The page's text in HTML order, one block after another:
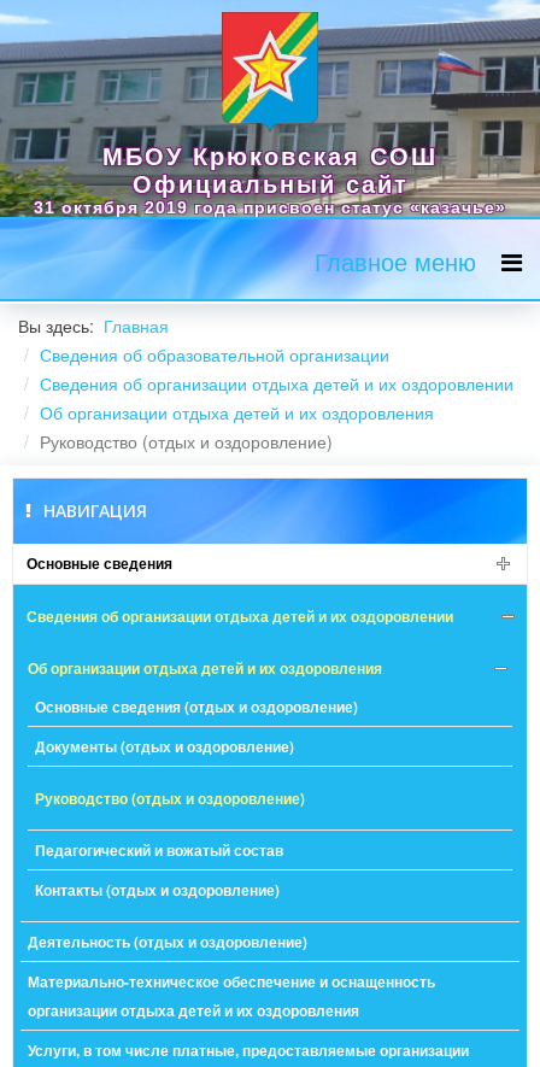
МБОУ Крюковская СОШ
Официальный сайт
31 октября 2019 года присвоен статус «казачье»
Главное меню
Вы здесь: Главная
Сведения об образовательной организации
Сведения об организации отдыха детей и их оздоровлении
Об организации отдыха детей и их оздоровления
Руководство (отдых и оздоровление)
НАВИГАЦИЯ
Основные сведения
Сведения об организации отдыха детей и их оздоровлении
Об организации отдыха детей и их оздоровления
Основные сведения (отдых и оздоровление)
Документы (отдых и оздоровление)
Руководство (отдых и оздоровление)
Педагогический и вожатый состав
Контакты (отдых и оздоровление)
Деятельность (отдых и оздоровление)
Материально-техническое обеспечение и оснащенность
организации отдыха детей и их оздоровления
Услуги, в том числе платные, предоставляемые организации